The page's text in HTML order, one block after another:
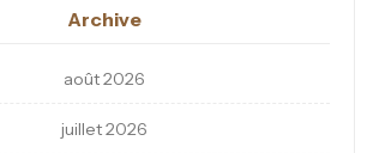
Archive
août 2026
juillet 2026